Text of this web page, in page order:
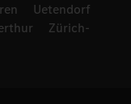
Uetendorf
Zürich-